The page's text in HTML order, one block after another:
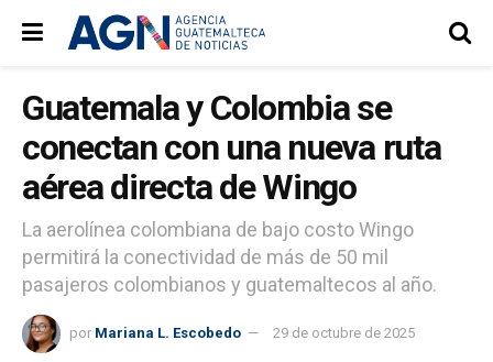
Guatemala y Colombia se
conectan con una nueva ruta
aérea directa de Wingo
La aerolínea colombiana de bajo costo Wingo
permitirá la conectividad de más de 50 mil
pasajeros colombianos y guatemaltecos al año.
por Mariana L. Escobedo 29 de octubre de 2025